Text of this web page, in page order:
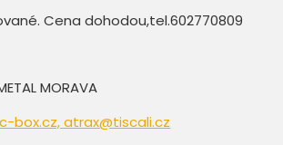
Cena dohodou,tel.602770809
MORAVA
box.cz, atrax@tiscali.cz